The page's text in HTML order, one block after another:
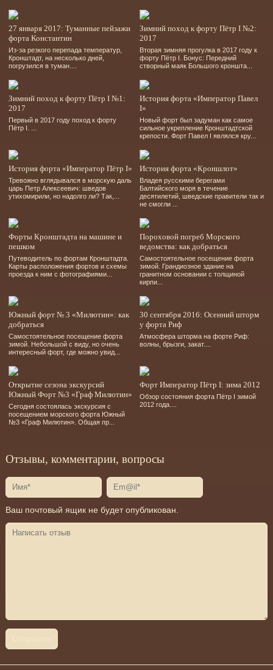
27 января 2017: Туманные пейзажи
форта Константин
Из-за резкого перепада температур,
Кронштадт, на несколько дней,
погрузился в туман....
Зимний поход к форту Пётр I №2:
2017
Вторая зимняя прогулка в 2017 году к
форту Пётр I. Бонус: Передний
створный маяк Большого кроншта...
Зимний поход к форту Пётр I №1:
2017
Первый в 2017 году поход к форту
Пётр I. ...
История форта «Император Павел
I»
Новый форт был задуман как самое
сильное укрепление Кронштадтской
крепости. Форт Павел I являлся кру...
История форта «Император Пётр I»
Тревожно вглядывался в морскую даль
царь Петр Алексеевич: шведов
утихомирили, но надолго ли? Так,...
История форта «Кроншлот»
Владея русскими берегами
Балтийского моря в течение
десятилетий, шведские правители так и
не смогли ...
Форты Кронштадта на машине и
пешком
Путеводитель по фортам Кронштадта.
Карты расположения фортов и схемы
проезда к ним с фотографиями...
Пороховой погреб Морского
ведомства: как добраться
Самостоятельное посещение форта
зимой. Грандиозное здание на
гранитном основании с толщиной
кирпи...
Южный форт № 3 «Милютин»: как
добраться
Самостоятельное посещение форта
зимой. Небольшой с виду, но очень
интересный форт, где можно увид...
30 сентября 2016: Осенний шторм
у форта Риф
Атмосфера шторма на форте Риф:
волны, брызги, закат....
Открытие сезона экскурсий
Южный Форт №3 «Граф Милютин»
Сегодня состоялась экскурсия с
посещением морского форта Южный
№3 «Граф Милютин». Общая пр...
Форт Император Пётр I: зима 2012
Обзор состояния форта Пётр I зимой
2012 года....
Отзывы, комментарии, вопросы
Ваш почтовый ящик не будет опубликован.